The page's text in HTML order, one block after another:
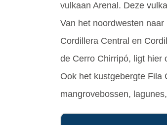
vulkaan Arenal. Deze
Van het noordwesten
Cordillera Central en
de Cerro Chirripó, ligt hier
Ook het kustgebergte Fila
mangrovebossen,